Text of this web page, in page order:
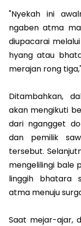
"Nyekah ini
ngaben atma
diupacarai
hyang atau
merajan rong
Ditambahkan,
akan mengikuti
dari ngangget
dan pemilik
tersebut.
mengelilingi bale
linggih bhatara
atma menuju
Saat mejar-ajar,